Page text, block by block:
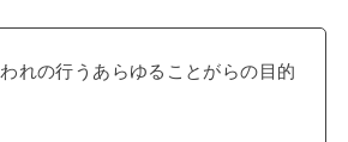
れの行うあらゆることがらの目的